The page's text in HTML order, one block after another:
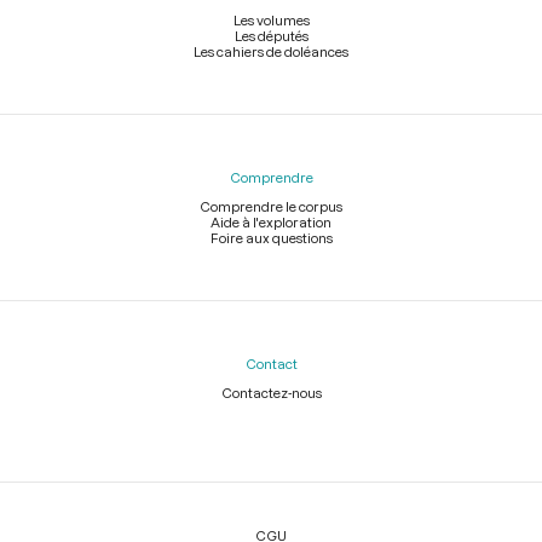
Les volumes
Les députés
Les cahiers de doléances
Comprendre
Comprendre le corpus
Aide à l'exploration
Foire aux questions
Contact
Contactez-nous
Légal
CGU